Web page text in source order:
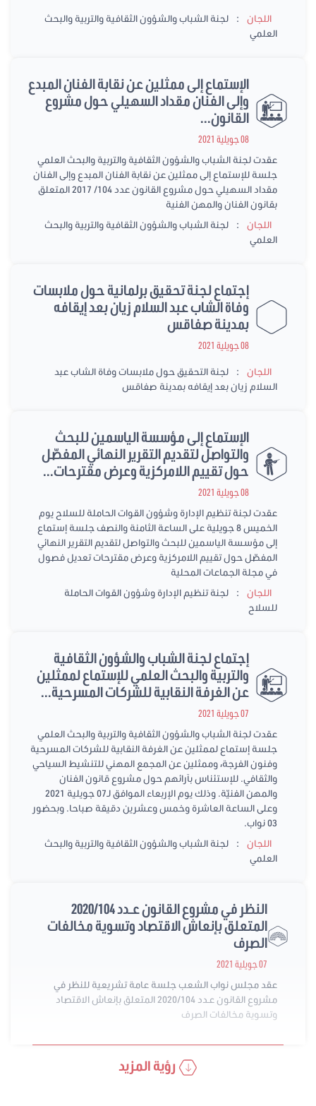
اللجان :
لجنة الشباب والشؤون الثقافية والتربية والبحث
العلمي
الإستماع إلى ممثلين عن نقابة الفنان المبدع
وإلى الفنان مقداد السهيلي حول مشروع
القانون...
08 جويلية 2021
عقدت لجنة الشباب والشؤون الثقافية والتربية والبحث العلمي
جلسة للإستماع إلى ممثلين عن نقابة الفنان المبدع وإلى الفنان
مقداد السهيلي حول مشروع القانون عدد 104/ 2017 المتعلق
بقانون الفنان والمهن الفنية
اللجان
:
لجنة الشباب والشؤون الثقافية والتربية والبحث
العلمي
إجتماع لجنة تحقيق برلمانية حول ملابسات
وفاة الشاب عبد السلام زيان بعد إيقافه
بمدينة صفاقس
08 جويلية 2021
اللجان :
لجنة التحقيق حول ملابسات وفاة الشاب عبد
السلام زيان بعد إيقافه بمدينة صفاقس
الإستماع إلى مؤسسة الياسمين للبحث
والتواصل لتقديم التقرير النهائي المفصّل
حول تقييم اللامركزية وعرض مقترحات...
08 جويلية 2021
عقدت لجنة تنظيم الإدارة وشؤون القوات الحاملة للسلاح يوم
الخميس 8 جويلية على الساعة الثامنة والنصف جلسة إستماع
إلى مؤسسة الياسمين للبحث والتواصل لتقديم التقرير النهائي
المفصّل حول تقييم اللامركزية وعرض مقترحات تعديل فصول
في مجلة الجماعات المحلية
اللجان
:
لجنة تنظيم الإدارة وشؤون القوات الحاملة
للسلاح
إجتماع لجنة الشباب والشؤون الثقافية
والتربية والبحث العلمي للإستماع لممثلين
عن الغرفة النقابية للشركات المسرحية...
07 جويلية 2021
عقدت لجنة الشباب والشؤون الثقافية والتربية والبحث العلمي
جلسة إستماع لممثلين عن الغرفة النقابية للشركات المسرحية
وفنون الفرجة، وممثلين عن المجمع المهني للتنشيط السياحي
والثقافي. للإستئناس بآرائهم حول مشروع قانون الفنان
والمهن الفنيّة. وذلك يوم الإربعاء الموافق لـ07 جويلية 2021
وعلى الساعة العاشرة وخمس وعشرين دقيقة صباحا. وبحضور
03 نواب.
اللجان
:
لجنة الشباب والشؤون الثقافية والتربية والبحث
العلمي
النظر في مشروع القانون عـدد 2020/104
المتعلق بإنعاش الاقتصاد وتسوية مخالفات
الصرف
07 جويلية 2021
عقد مجلس نواب الشعب جلسة عامة تشريعية للنظر في
مشروع القانون عـدد 2020/104 المتعلق بإنعاش الاقتصاد
وتسوية مخالفات الصرف
رؤية المزيد